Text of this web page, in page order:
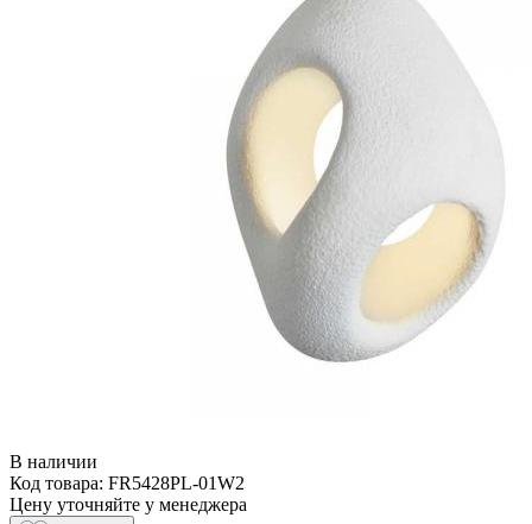
В наличии
Код товара: FR5428PL-01W2
Цену уточняйте у менеджера